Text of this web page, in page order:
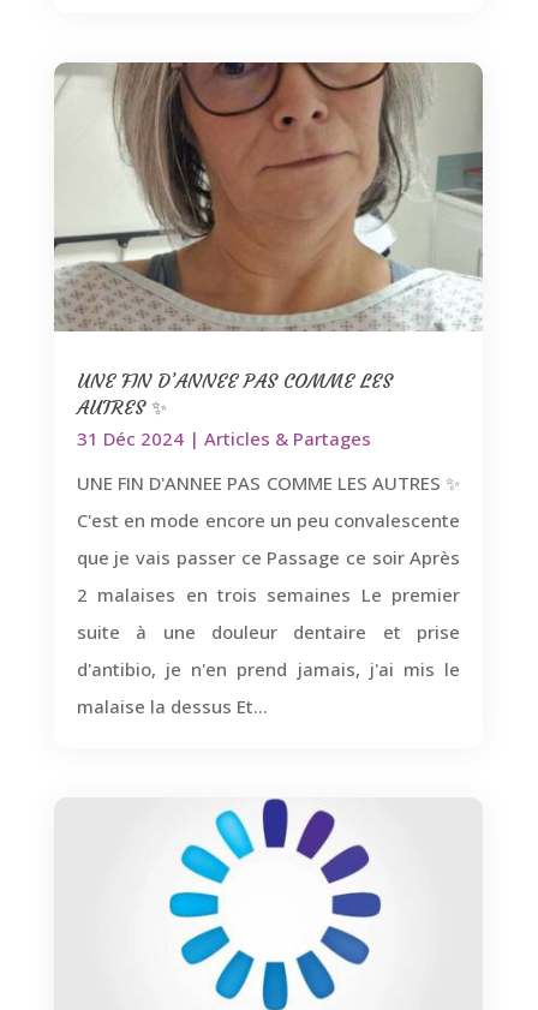
UNE FIN D’ANNEE PAS COMME LES
AUTRES ✨
31 Déc 2024| Articles & Partages
UNE FIN D'ANNEE PAS COMME LES AUTRES ✨
C'est en mode encore un peu convalescente
que je vais passer ce Passage ce soir Après
2 malaises en trois semaines Le premier
suite à une douleur dentaire et prise
d'antibio, je n'en prend jamais, j'ai mis le
malaise la dessus Et...